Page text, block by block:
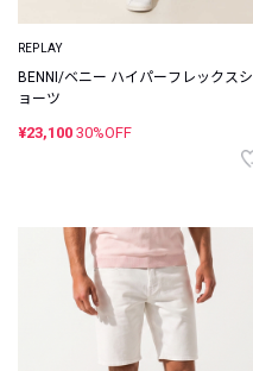
REPLAY
BENNI/ベニー ハイパーフレックスシ
ョーツ
¥23,100 30%OFF